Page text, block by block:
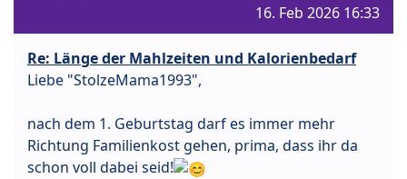
16. Feb 2026 16:33
Re: Länge der Mahlzeiten und Kalorienbedarf
Liebe "StolzeMama1993",
nach dem 1. Geburtstag darf es immer mehr
Richtung Familienkost gehen, prima, dass ihr da
schon voll dabei seid!